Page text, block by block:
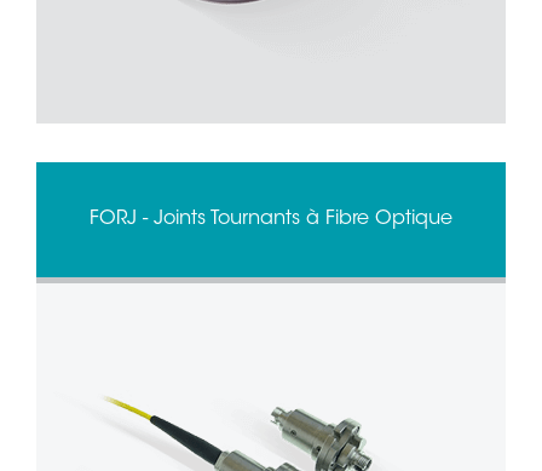
FORJ - Joints Tournants à Fibre Optique